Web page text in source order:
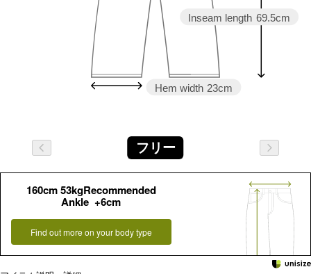
Inseam length 69.5cm
Hem width 23cm
フリー
160cm 53kgRecommended
Ankle +6cm
Find out more on your body type